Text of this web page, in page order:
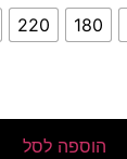
180
220
הוספה לסל